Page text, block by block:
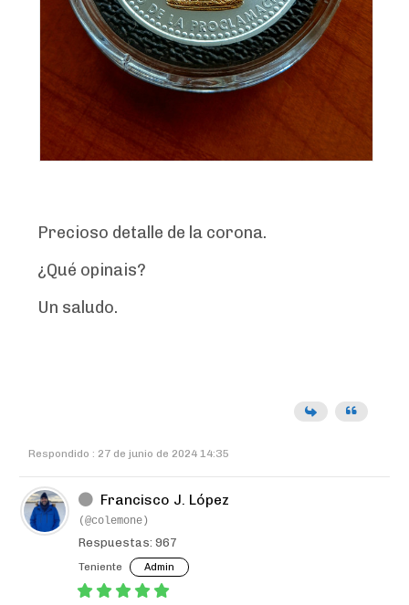
Precioso detalle de la corona.
¿Qué opinais?
Un saludo.
Respondido : 27 de junio de 2024 14:35
Francisco J. López
(@colemone)
Respuestas: 967
Teniente Admin